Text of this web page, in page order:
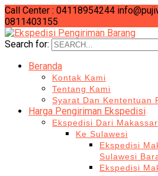
Call Center : 04118954244
0811403155
Search for:
Beranda
Kontak Kami
Tentang Kami
Syarat Dan Kententuan
Harga Pengiriman Ekspedisi
Ekspedisi Dari Makassar
Ke Sulawesi
Ekspedisi
Sulawesi
Ekspedisi